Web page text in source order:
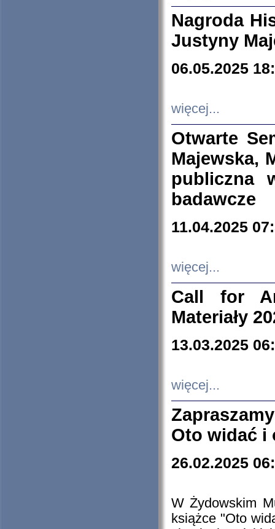
Nagroda
Justyny
06.05.2025
więcej...
Otwarte
Majewska,
publiczna
badawcze
11.04.2025
więcej...
Call for
Materiały
13.03.2025
więcej...
Oto widać i
26.02.2025
W Żydowskim
książce "Oto